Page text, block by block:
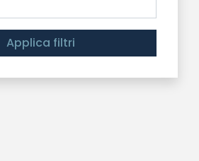
Applica filtri